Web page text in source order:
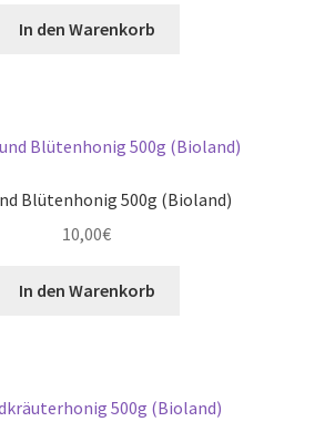
In den Warenkorb
Blütenhonig 500g (Bioland)
10,00€
In den Warenkorb